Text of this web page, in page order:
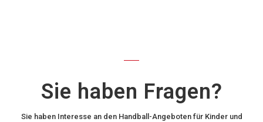
Sie haben Fragen?
Sie haben Interesse an den Handball-Angeboten für Kinder und